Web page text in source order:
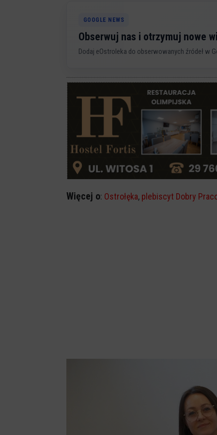
GOOGLE NEWS
Obserwuj nas i otrzymuj nowe
Dodaj eOstroleka do obserwowanych źródeł w
Więcej o: Ostrołęka, plebiscyt Dobry